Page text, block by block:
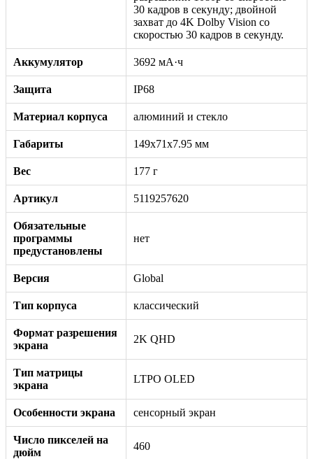
30 кадров в секунду; двойной
захват до 4K Dolby Vision со
скоростью 30 кадров в секунду.
Аккумулятор 3692 мА·ч
Защита IP68
Материал корпуса алюминий и стекло
Габариты 149x71x7.95 мм
Вес 177 г
Артикул 5119257620
Обязательные
программы
предустановлены
нет
Версия Global
Тип корпуса классический
Формат разрешения
экрана
2K QHD
Тип матрицы
экрана
LTPO OLED
Особенности экрана сенсорный экран
Число пикселей на
дюйм
460